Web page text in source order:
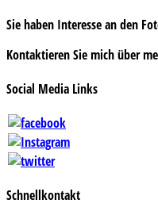
Sie haben Interesse an den
Kontaktieren Sie mich über
Social Media Links
Schnellkontakt